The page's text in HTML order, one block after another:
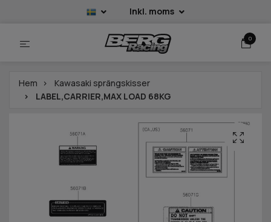
Inkl. moms
0
Hem
Kawasaki sprängskisser
LABEL,CARRIER,MAX LOAD 68KG